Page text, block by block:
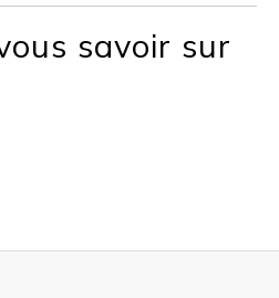
savoir sur